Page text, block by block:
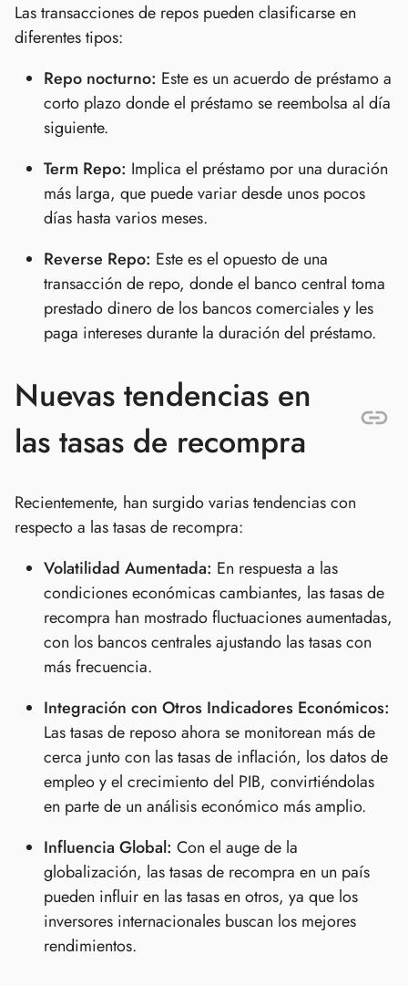
Las transacciones de repos pueden clasificarse en
diferentes tipos:
Repo nocturno: Este es un acuerdo de préstamo a
corto plazo donde el préstamo se reembolsa al día
siguiente.
Term Repo: Implica el préstamo por una duración
más larga, que puede variar desde unos pocos
días hasta varios meses.
Reverse Repo: Este es el opuesto de una
transacción de repo, donde el banco central toma
prestado dinero de los bancos comerciales y les
paga intereses durante la duración del préstamo.
Nuevas tendencias en
las tasas de recompra
Recientemente, han surgido varias tendencias con
respecto a las tasas de recompra:
Volatilidad Aumentada: En respuesta a las
condiciones económicas cambiantes, las tasas de
recompra han mostrado fluctuaciones aumentadas,
con los bancos centrales ajustando las tasas con
más frecuencia.
Integración con Otros Indicadores Económicos:
Las tasas de reposo ahora se monitorean más de
cerca junto con las tasas de inflación, los datos de
empleo y el crecimiento del PIB, convirtiéndolas
en parte de un análisis económico más amplio.
Influencia Global: Con el auge de la
globalización, las tasas de recompra en un país
pueden influir en las tasas en otros, ya que los
inversores internacionales buscan los mejores
rendimientos.